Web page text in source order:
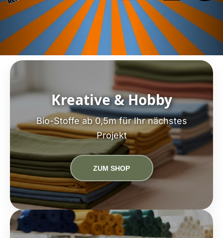
Kreative & Hobby
Bio-Stoffe ab 0,5m für Ihr nächstes
Projekt
ZUM SHOP